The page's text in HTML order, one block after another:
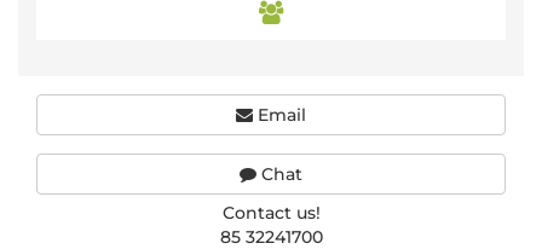
Email
Chat
Contact us!
85 32241700